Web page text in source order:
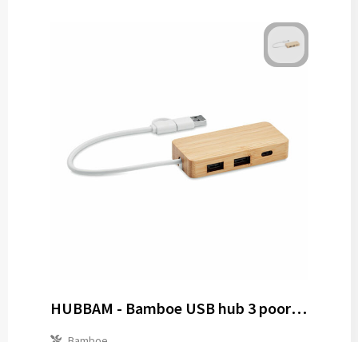
HUBBAM - Bamboe USB hub 3 poorten